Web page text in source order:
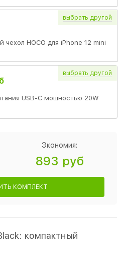
выбрать другой
чехол HOCO для iPhone 12 mini
выбрать другой
USB-C мощностью 20W
Экономия:
893 руб
КОМПЛЕКТ
компактный